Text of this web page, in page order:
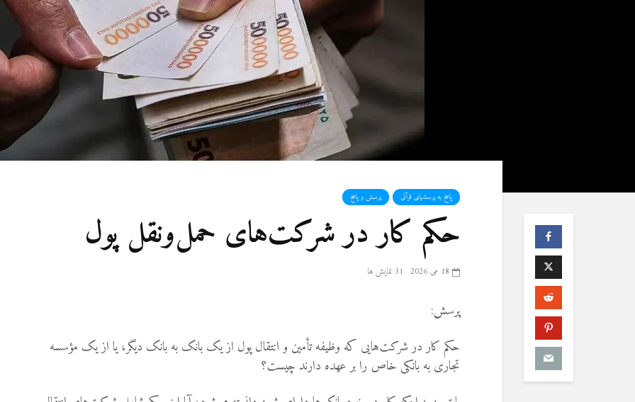
پاسخ به پرسشهای قرآنی پرسش و پاسخ
حکم کار در شرکت‌های حمل‌ونقل پول
18 می 2026 31 نمایش ها
پرسش:
حکم کار در شرکت‌هایی که وظیفه تأمین و انتقال پول از یک بانک به بانک دیگر، یا از یک مؤسسه
تجاری به بانکی خاص را بر عهده دارند چیست؟
درباره سنگ زدن به
شیطان و دویدن مردان
میان صفا و مروه
27 نمایش ها
شوهرم به سراغ زن دیگری
رفته، اما مرا طلاق
نمی‌دهد. چه باید کرد؟
19 جولای 2026